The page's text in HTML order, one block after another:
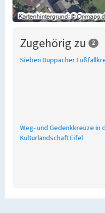
Zugehörig zu 2
Sieben Duppacher
Weg- und Gedenkkreuze in
Kulturlandschaft Eifel